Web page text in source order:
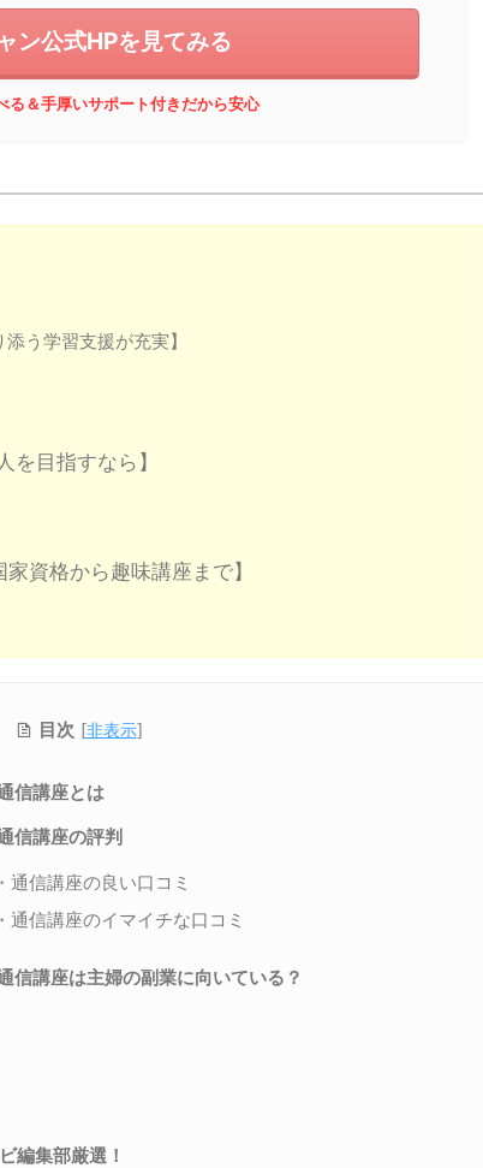
ン公式HPを見てみる
る＆手厚いサポート付きだから安心
う学習支援が充実】
を目指すなら】
資格から趣味講座まで】
目次 [非表示]
信講座とは
信講座の評判
信講座の良い口コミ
信講座のイマイチな口コミ
信講座は主婦の副業に向いている？
編集部厳選！